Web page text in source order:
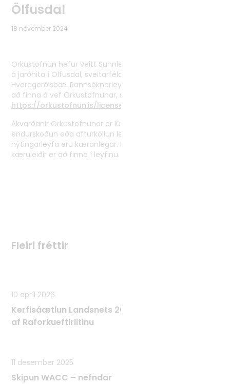
Búlgaría
Norrænt samstarf
Ölfusdal
18 nóvember 2024
Orkustofnun hefur veitt Sunnlenskri orku rannsóknarleyfi
á jarðhita í Ölfusdal, sveitarfélaginu Ölfusi og
Hveragerðisbæ. Rannsóknarleyfið og fylgibréf leyfisins er
að finna á vef Orkustofnunar, sjá
https://orkustofnun.is/licenses/OS-2024-L017-01
Ákvarðanir Orkustofnunar er lúta að veitingu,
endurskoðun eða afturköllun leitar,- rannsóknar- og
nýtingarleyfa eru kæranlegar. Nánari upplýsingar um
kæruleiðir er að finna í leyfinu.
Fleiri fréttir
10 apríl 2026
Kerfisáætlun Landsnets 2025 - 2034 samþykkt
af Raforkueftirlitinu
11 desember 2025
Skipun WACC – nefndar